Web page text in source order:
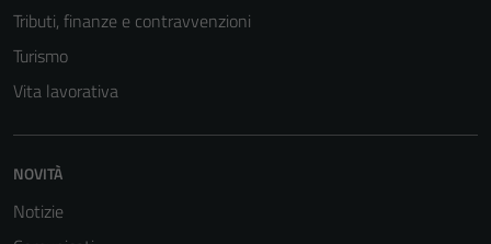
Tributi, finanze e contravvenzioni
Turismo
Vita lavorativa
NOVITÀ
Notizie